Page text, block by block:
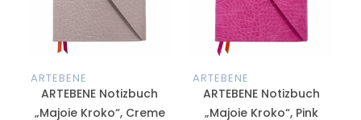
ARTEBENE
ARTEBENE Notizbuch
„Majoie Kroko“, Creme
ARTEBENE
ARTEBENE Notizbuch
„Majoie Kroko“, Pink